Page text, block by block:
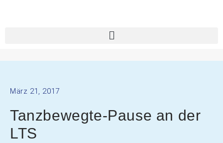
März 21, 2017
Tanzbewegte-Pause an der
LTS